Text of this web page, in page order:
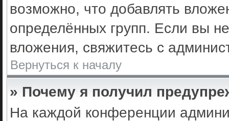
возможно, что добавлять
определённых групп. Если вы
вложения, свяжитесь с
Вернуться к началу
» Почему я получил
На каждой конференции